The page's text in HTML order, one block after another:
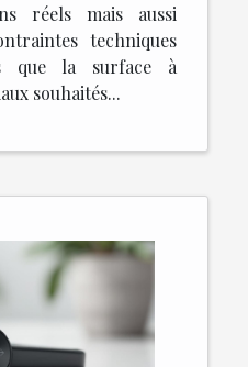
réels mais aussi
techniques
que la surface à
souhaités...